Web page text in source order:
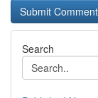
Search